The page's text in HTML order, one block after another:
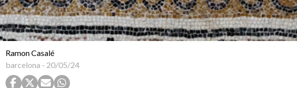
Ramon Casalé
barcelona - 20/05/24